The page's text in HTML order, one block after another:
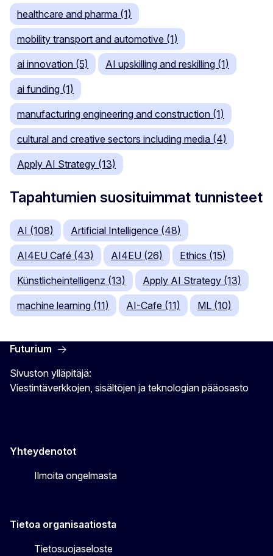
healthcare and pharma (1)
mobility transport and automotive (1)
ai innovation (5) AI upskilling and reskilling (1)
ai funding (1)
manufacturing engineering and construction (1)
cultural and creative sectors including media (4)
Apply AI Strategy (13)
Tapahtumien suosituimmat tunnisteet
AI (108) Artificial Intelligence (48)
AI4EU Café (43) AI4EU (26) Ethics (15)
Künstlicheintelligenz (13) Apply AI Strategy (13)
machine learning (11) AI-Cafe (11) ML (10)
Futurium
Sivuston ylläpitäjä:
Viestintäverkkojen, sisältöjen ja teknologian pääosasto
Yhteydenotot
Ilmoita ongelmasta
Tietoa organisaatiosta
Tietosuojaseloste